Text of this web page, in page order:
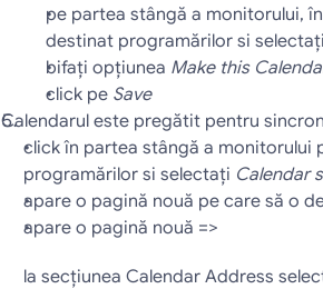
pe partea stângă a monitorului,
destinat programărilor si selectaţi
bifaţi opţiunea Make this
click pe Save
Calendarul este pregătit pentru
click în partea stângă a monitorului
programărilor si selectaţi Calendar
apare o pagină nouă pe care să o
apare o pagină nouă =>
la secţiunea Calendar Address